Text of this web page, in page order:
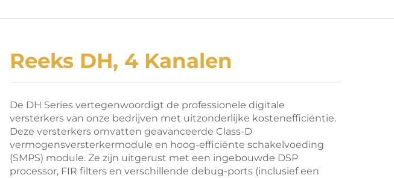
Reeks DH, 4 Kanalen
De DH Series vertegenwoordigt de professionele digitale
versterkers van onze bedrijven met uitzonderlijke kostenefficiëntie.
Deze versterkers omvatten geavanceerde Class-D
vermogensversterkermodule en hoog-efficiënte schakelvoeding
(SMPS) module. Ze zijn uitgerust met een ingebouwde DSP
processor, FIR filters en verschillende debug-ports (inclusief een